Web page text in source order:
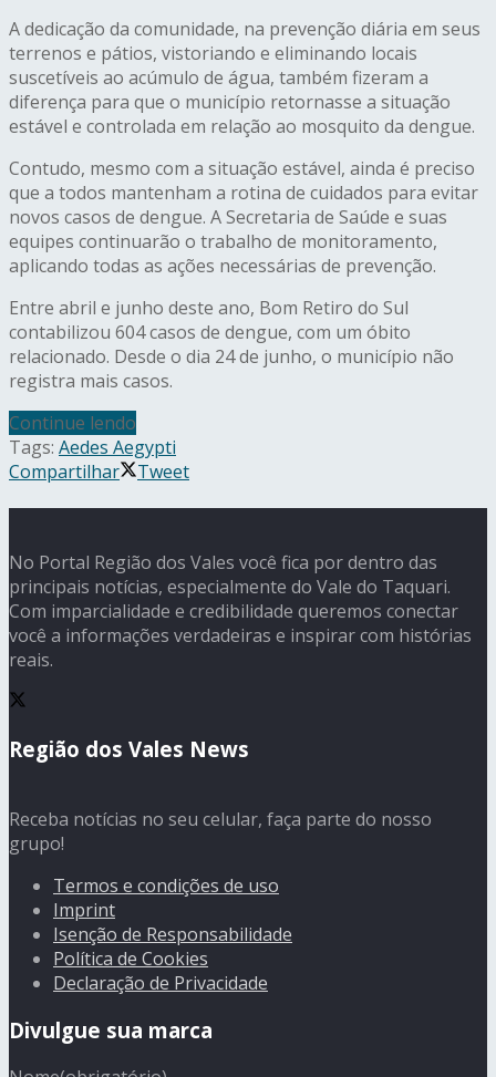
A dedicação da comunidade, na prevenção diária em seus
terrenos e pátios, vistoriando e eliminando locais
suscetíveis ao acúmulo de água, também fizeram a
diferença para que o município retornasse a situação
estável e controlada em relação ao mosquito da dengue.
Contudo, mesmo com a situação estável, ainda é preciso
que a todos mantenham a rotina de cuidados para evitar
novos casos de dengue. A Secretaria de Saúde e suas
equipes continuarão o trabalho de monitoramento,
aplicando todas as ações necessárias de prevenção.
Entre abril e junho deste ano, Bom Retiro do Sul
contabilizou 604 casos de dengue, com um óbito
relacionado. Desde o dia 24 de junho, o município não
registra mais casos.
Continue lendo
Tags: Aedes Aegypti
Compartilhar
Tweet
No Portal Região dos Vales você fica por dentro das
principais notícias, especialmente do Vale do Taquari.
Com imparcialidade e credibilidade queremos conectar
você a informações verdadeiras e inspirar com histórias
reais.
Região dos Vales News
Receba notícias no seu celular, faça parte do nosso
grupo!
Termos e condições de uso
Imprint
Isenção de Responsabilidade
Política de Cookies
Declaração de Privacidade
Divulgue sua marca